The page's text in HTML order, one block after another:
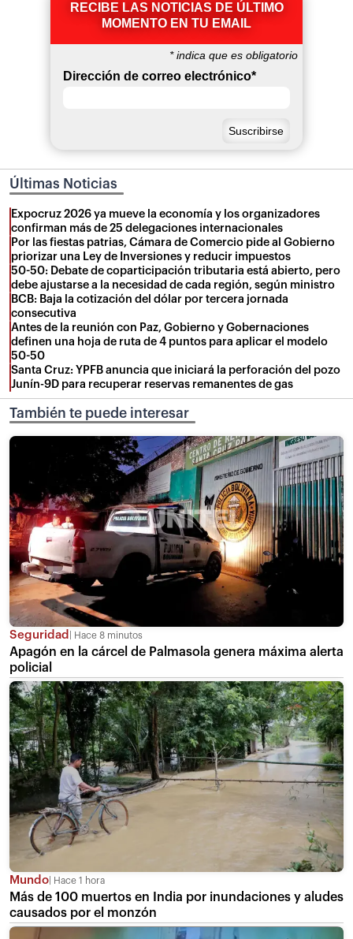
RECIBE LAS NOTICIAS DE ÚLTIMO
MOMENTO EN TU EMAIL
*indica que es obligatorio
Dirección de correo electrónico*
Últimas Noticias
Expocruz 2026 ya mueve la economía y los organizadores
confirman más de 25 delegaciones internacionales
Por las fiestas patrias, Cámara de Comercio pide al Gobierno
priorizar una Ley de Inversiones y reducir impuestos
50-50: Debate de coparticipación tributaria está abierto, pero
debe ajustarse a la necesidad de cada región, según ministro
BCB: Baja la cotización del dólar por tercera jornada
consecutiva
Antes de la reunión con Paz, Gobierno y Gobernaciones
definen una hoja de ruta de 4 puntos para aplicar el modelo
50-50
Santa Cruz: YPFB anuncia que iniciará la perforación del pozo
Junín-9D para recuperar reservas remanentes de gas
También te puede interesar
Seguridad Hace 8 minutos
Apagón en la cárcel de Palmasola genera máxima alerta
policial
Mundo Hace 1 hora
Más de 100 muertos en India por inundaciones y aludes
causados por el monzón